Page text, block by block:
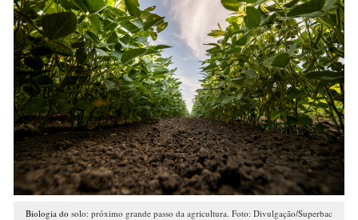
Biologia do solo: próximo grande passo da agricultura. Foto: Divulgação/Superbac